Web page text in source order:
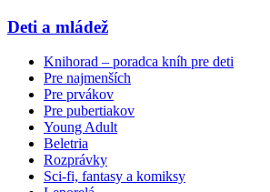
Deti a mládež
Knihorad – poradca kníh pre deti
Pre najmenších
Pre prvákov
Pre pubertiakov
Young Adult
Beletria
Rozprávky
Sci-fi, fantasy a komiksy